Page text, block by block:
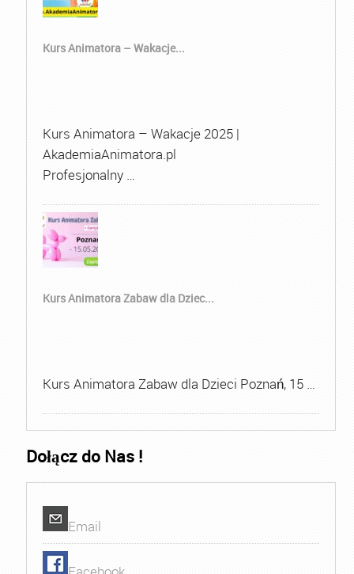
Kurs Animatora – Wakacje...
Kurs Animatora – Wakacje 2025 |
AkademiaAnimatora.pl
Profesjonalny …
Kurs Animatora Zabaw dla Dziec...
Kurs Animatora Zabaw dla Dzieci Poznań, 15 …
Dołącz do Nas !
Email